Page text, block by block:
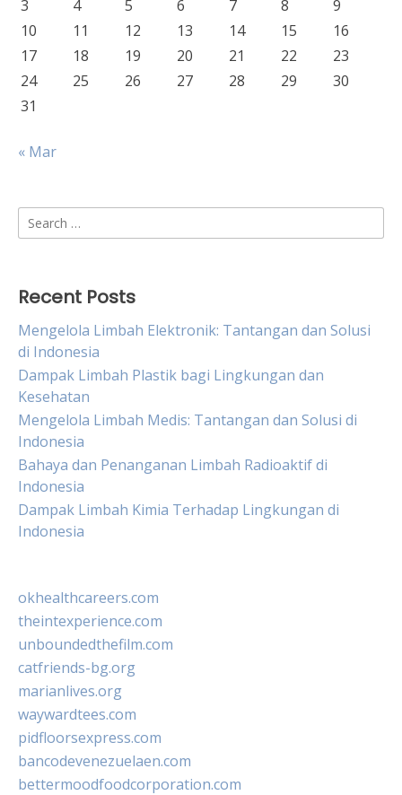
3 4 5 6 7 8
9
10
11 12 13 14 15
16
17
18 19 20 21 22
23
24
25 26 27 28 29
30
31
« Mar
Search
for:
Recent Posts
Mengelola Limbah Elektronik: Tantangan dan Solusi
di Indonesia
Dampak Limbah Plastik bagi Lingkungan dan
Kesehatan
Mengelola Limbah Medis: Tantangan dan Solusi di
Indonesia
Bahaya dan Penanganan Limbah Radioaktif di
Indonesia
Dampak Limbah Kimia Terhadap Lingkungan di
Indonesia
okhealthcareers.com
theintexperience.com
unboundedthefilm.com
catfriends-bg.org
marianlives.org
waywardtees.com
pidfloorsexpress.com
bancodevenezuelaen.com
bettermoodfoodcorporation.com